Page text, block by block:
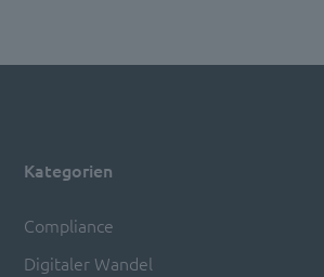
Kategorien
Compliance
Digitaler Wandel